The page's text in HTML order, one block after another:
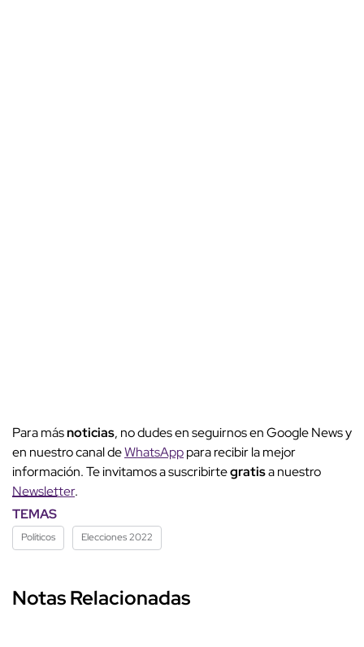
Para másnoticias, no dudes en seguirnos en Google News y
en nuestro canal deWhatsApppara recibir la mejor
información. Te invitamos a suscribirtegratisa nuestro
Newsletter.
TEMAS
Políticos Elecciones 2022
Notas Relacionadas